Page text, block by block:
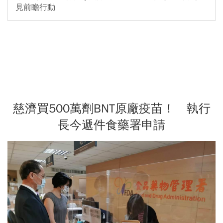
見前瞻行動
慈濟買500萬劑BNT原廠疫苗！ 執行
長今遞件食藥署申請